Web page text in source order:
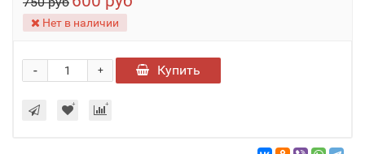
Нет в наличии
+
- Купить